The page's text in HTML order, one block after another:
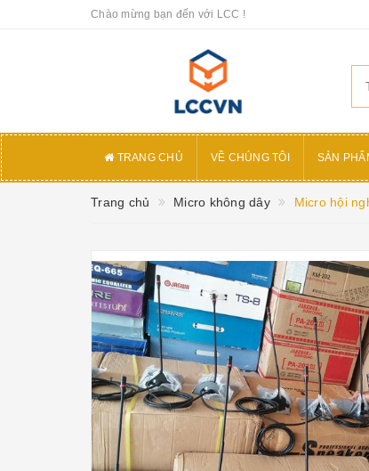
Chào mừng bạn đến với LCC !
TRANG CHỦ VỀ CHÚNG TÔI SẢN
Trang chủ Micro không dây Micro hội